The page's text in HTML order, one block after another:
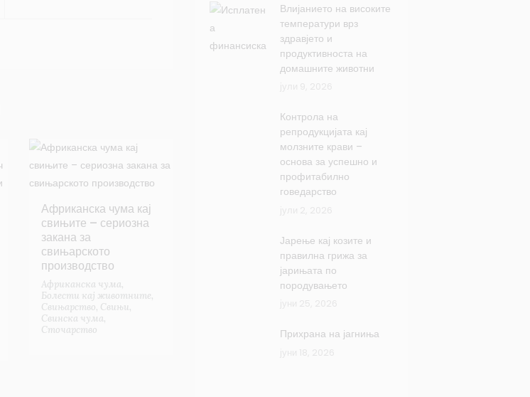
Африканска чума кај
свињите – сериозна
закана за
свињарското
производство
Африканска чума,
Болести кај животните,
Свињарство, Свињи,
Свинска чума,
Сточарство
Влијанието на високите
температури врз
здравјето и
продуктивноста на
домашните животни
Контрола на
репродукцијата кај
молзните крави –
основа за успешно и
профитабилно
говедарство
Јарење кај козите и
правилна грижа за
јарињата по
породувањето
Прихрана на јагниња